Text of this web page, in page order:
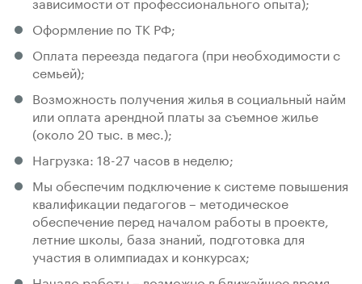
Оформление по ТК РФ;
Оплата переезда педагога (при необходимости с
семьей);
Возможность получения жилья в социальный найм
или оплата арендной платы за съемное жилье
(около 20 тыс. в мес.);
Нагрузка: 18-27 часов в неделю;
Мы обеспечим подключение к системе повышения
квалификации педагогов – методическое
обеспечение перед началом работы в проекте,
летние школы, база знаний, подготовка для
участия в олимпиадах и конкурсах;